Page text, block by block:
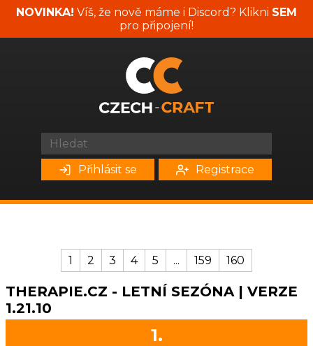
NOVINKA! Víš, že nově máme i Discord? Klikni SEM
pro připojení!
Přihlásit se Registrace
1 2 3 4 5 ... 159 160
THERAPIE.CZ - LETNÍ SEZÓNA | VERZE
1.21.10
1.